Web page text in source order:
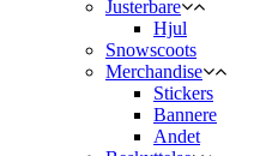
Justerbare
Hjul
Snowscoots
Merchandise
Stickers
Bannere
Andet